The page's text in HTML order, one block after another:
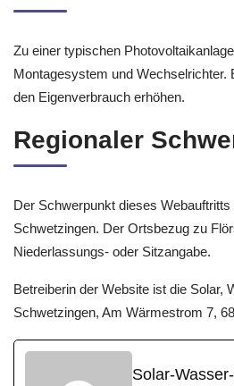
Zu einer typischen
Montagesystem und Wechselrichter.
den Eigenverbrauch erhöhen.
Regionaler
Der Schwerpunkt dieses
Schwetzingen. Der Ortsbezug zu
Niederlassungs- oder Sitzangabe.
Betreiberin der Website ist die Solar,
Schwetzingen, Am Wärmestrom 7,
Solar-